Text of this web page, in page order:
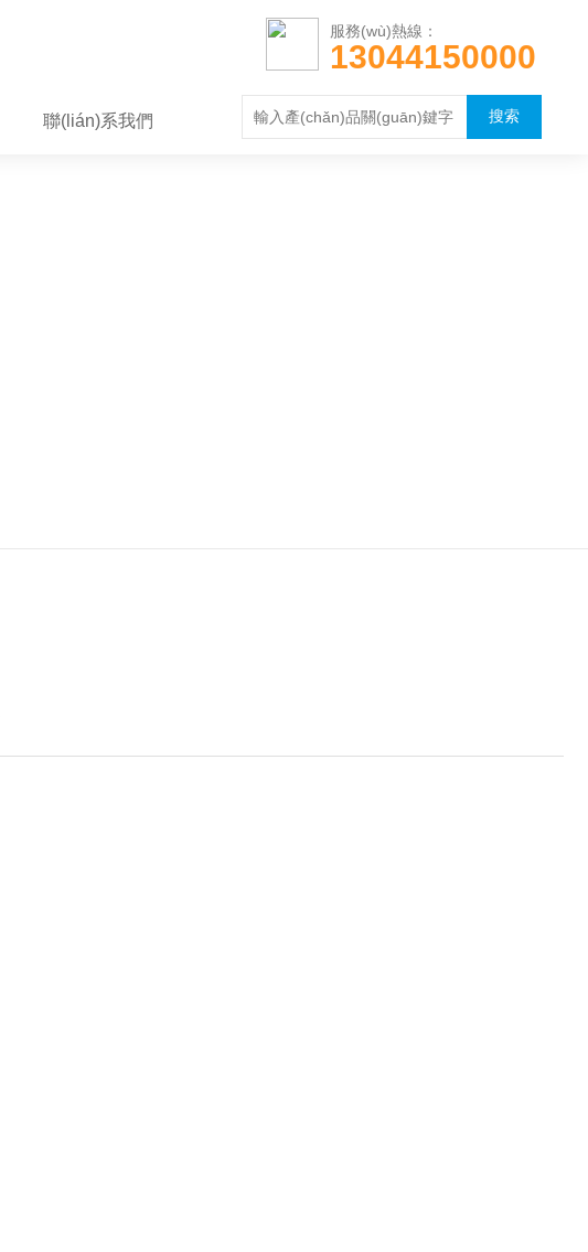
服務(wù)熱線：
13044150000
聯(lián)系我們